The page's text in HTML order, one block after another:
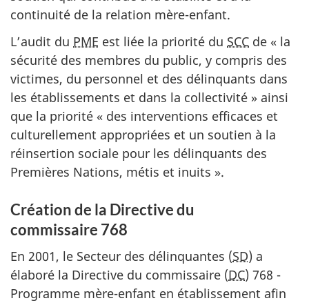
continuité de la relation mère-enfant.
L’audit du PME est liée la priorité du SCC de « la
sécurité des membres du public, y compris des
victimes, du personnel et des délinquants dans
les établissements et dans la collectivité » ainsi
que la priorité « des interventions efficaces et
culturellement appropriées et un soutien à la
réinsertion sociale pour les délinquants des
Premières Nations, métis et inuits ».
Création de la Directive du
commissaire 768
En 2001, le Secteur des délinquantes (SD) a
élaboré la Directive du commissaire (DC) 768 -
Programme mère-enfant en établissement afin